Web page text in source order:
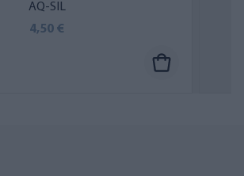
AQ-SIL
4,50 €